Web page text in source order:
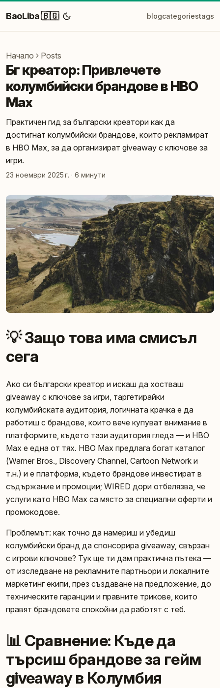
BaoLiba 🇧🇬 blogcategoriestags
Начало Posts
Бг креатор: Привлечете
колумбийски брандове в HBO
Max
Практичен гид за български креатори как да
достигнат колумбийски брандове, които рекламират
в HBO Max, за да организират giveaway с ключове за
игри.
23 ноември 2025 г. · 6 минути
💡 Защо това има смисъл
сега
Ако си български креатор и искаш да хостваш
giveaway с ключове за игри, таргетирайки
колумбийската аудитория, логичната крачка е да
работиш с брандове, които вече купуват внимание в
платформите, където тази аудитория гледа — и HBO
Max е една от тях. HBO Max предлага богат каталог
(Warner Bros., Discovery Channel, Cartoon Network и
т.н.) и е платформа, където брандове инвестират в
съдържание и промоции; WIRED дори отбелязва, че
услуги като HBO Max са място за специални оферти и
промокодове.
Проблемът: как точно да намериш и убедиш
колумбийски бранд да спонсорира giveaway, свързан
с игрови ключове? Тук ще ти дам практична пътека —
от изследване на рекламните партньори и локалните
маркетинг екипи, през създаване на предложение, до
техническите гаранции и правните трикове, които
правят брандовете спокойни да работят с теб.
📊 Сравнение: Къде да
търсиш брандове за гейм
giveaway в Колумбия